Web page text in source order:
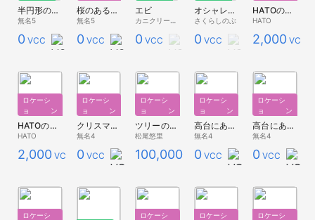
半円形のベンチっぽいもの
無名5
0 VCC
桜のある高台の公園っぽい場所
無名5
0 VCC
エビ
0 VCC
オシャレな街灯
さくらしのぶ
0 VCC
HATOのイルミネーション・シンプル【背景】
HATO
2,000 VCC
ロケーシ
ョン
HATOのイルミネーション・フル【背景】
HATO
2,000 VCC
ロケーシ
ョン
クリスマスの公園っぽい背景
無名4
0 VCC
ロケーシ
ョン
ツリーのある広場
松尾悠里
100,000 VCC
ロケーシ
ョン
高台にある公園のような場所(夜)
無名4
0 VCC
ロケーシ
ョン
高台にある公園のような場所
無名4
0 VCC
ロケーシ
ロケーシ
ロケーシ
ロケーシ